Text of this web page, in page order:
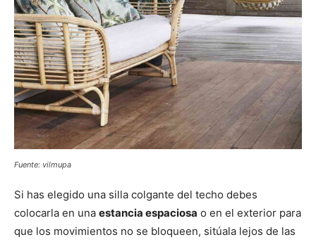
Fuente: vilmupa
Si has elegido una silla colgante del techo debes
colocarla en una estancia espaciosa o en el exterior para
que los movimientos no se bloqueen, sitúala lejos de las